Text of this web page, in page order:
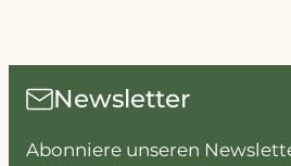
Newsletter
Abonniere unseren